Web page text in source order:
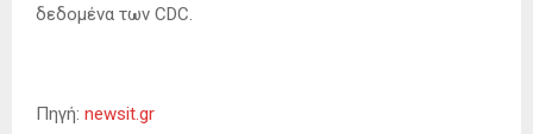
δεδομένα των CDC.
Πηγή: newsit.gr